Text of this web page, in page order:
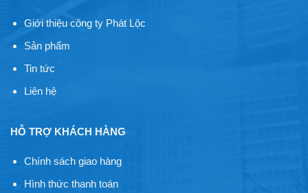
Giới thiệu công ty Phát Lộc
Sản phẩm
Tin tức
Liên hệ
HỖ TRỢ KHÁCH HÀNG
Chính sách giao hàng
Hình thức thanh toán